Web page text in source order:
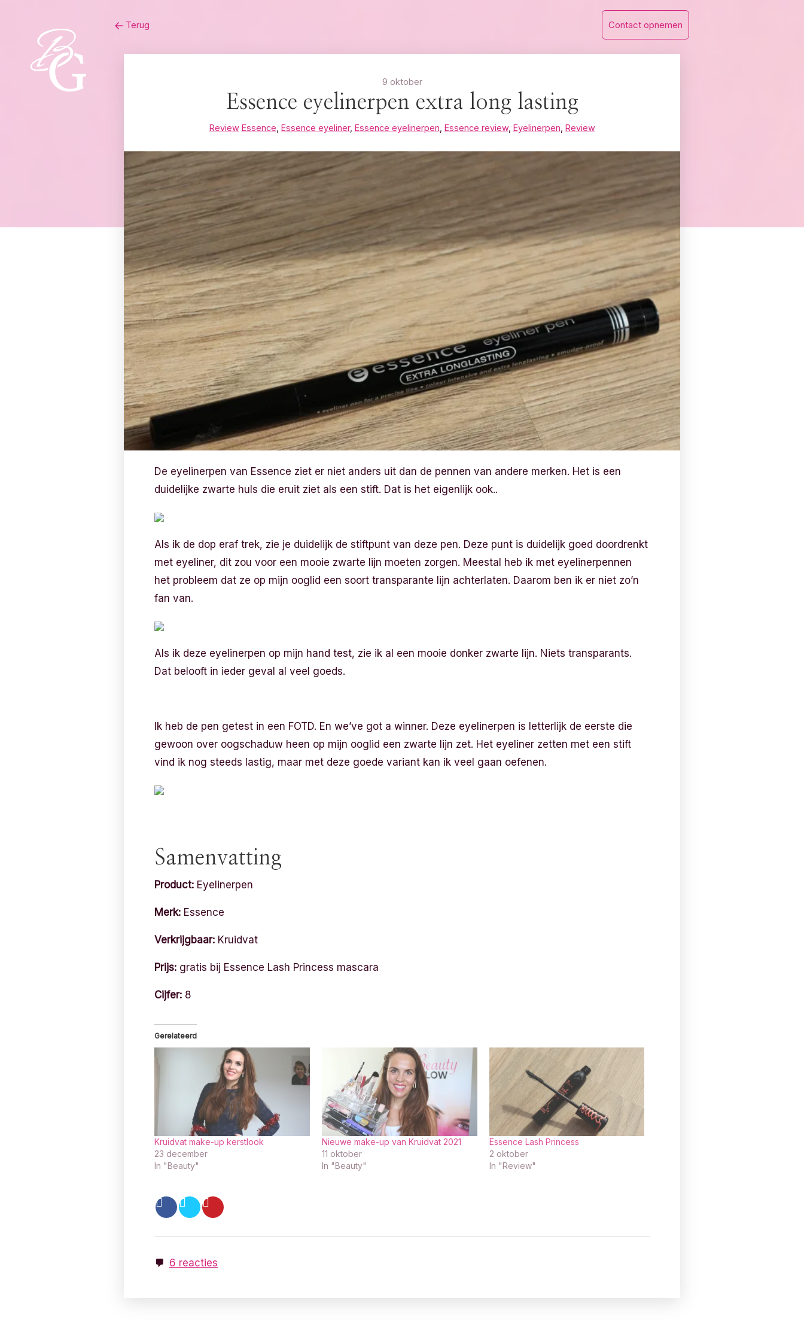
Terug Contact opnemen
9 oktober
Essence eyelinerpen extra long lasting
Review Essence Essence eyeliner, Essence eyelinerpen Essence review, Eyelinerpen Review
De eyelinerpen van Essence ziet er niet anders uit dan de pennen van andere merken. Het is een
duidelijke zwarte huls die eruit ziet als een stift. Dat is het eigenlijk ook..
Als ik de dop eraf trek, zie je duidelijk de stiftpunt van deze pen. Deze punt is duidelijk goed doordrenkt
met eyeliner, dit zou voor een mooie zwarte lijn moeten zorgen. Meestal heb ik met eyelinerpennen
het probleem dat ze op mijn ooglid een soort transparante lijn achterlaten. Daarom ben ik er niet zo’n
fan van.
Als ik deze eyelinerpen op mijn hand test, zie ik al een mooie donker zwarte lijn. Niets transparants.
Dat belooft in ieder geval al veel goeds.
Ik heb de pen getest in een FOTD. En we’ve got a winner. Deze eyelinerpen is letterlijk de eerste die
gewoon over oogschaduw heen op mijn ooglid een zwarte lijn zet. Het eyeliner zetten met een stift
vind ik nog steeds lastig, maar met deze goede variant kan ik veel gaan oefenen.
Samenvatting
Product: Eyelinerpen
Merk: Essence
Verkrijgbaar: Kruidvat
Prijs: gratis bij Essence Lash Princess mascara
Cijfer: 8
Gerelateerd
Kruidvat make-up kerstlook
23 december
In "Beauty"
Nieuwe make-up van Kruidvat 2021
11 oktober
In "Beauty"
Essence Lash Princess
2 oktober
In "Review"
6 reacties